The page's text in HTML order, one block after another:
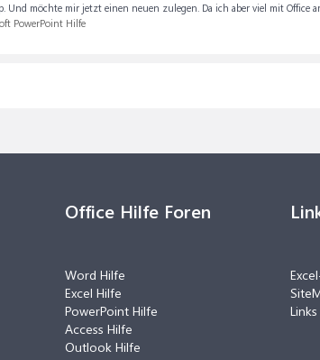
möchte mir jetzt einen neuen zulegen. Da ich aber viel mit Office
PowerPoint Hilfe
Office Hilfe Foren
Word Hilfe
Excel Hilfe
PowerPoint Hilfe
Access Hilfe
Outlook Hilfe
Links